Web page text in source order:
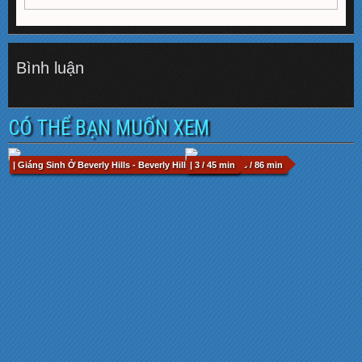
Bình luận
CÓ THỂ BẠN MUỐN XEM
| Giáng Sinh Ở Beverly Hills - Beverly Hills Christmas.ts / 86 min
| 3 / 45 min